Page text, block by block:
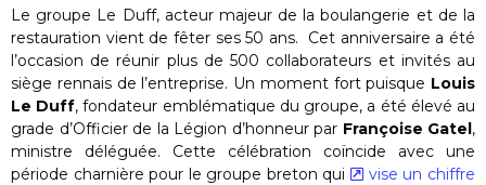
Le groupe Le Duff, acteur majeur de la boulangerie et de la
restauration vient de fêter ses 50 ans. Cet anniversaire a été
l’occasion de réunir plus de 500 collaborateurs et invités au
siège rennais de l’entreprise. Un moment fort puisque Louis
Le Duff, fondateur emblématique du groupe, a été élevé au
grade d’Officier de la Légion d’honneur par Françoise Gatel,
ministre déléguée. Cette célébration coïncide avec une
période charnière pour le groupe breton qui
vise un chiffre